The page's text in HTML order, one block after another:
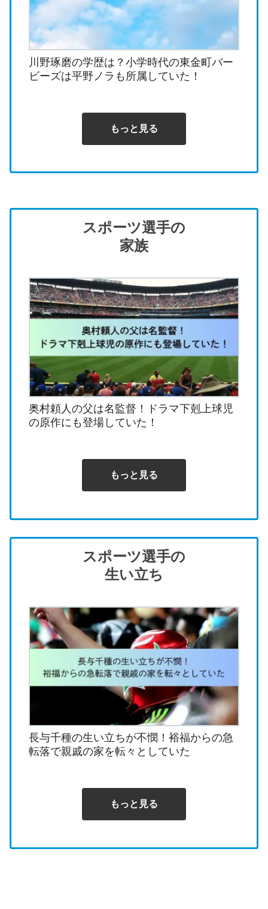
川野琢磨の学歴は？小学時代の東金町バー
ビーズは平野ノラも所属していた！
もっと見る
スポーツ選手の
家族
奥村頼人の父は名監督！ドラマ下剋上球児
の原作にも登場していた！
もっと見る
スポーツ選手の
生い立ち
長与千種の生い立ちが不憫！裕福からの急
転落で親戚の家を転々としていた
もっと見る